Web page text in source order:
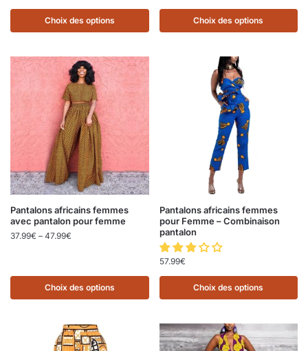
Choix des options Choix des options
Pantalons africains femmes
avec pantalon pour femme
37.99€ – 47.99€
Choix des options
Pantalons africains femmes
pour Femme – Combinaison
pantalon
57.99€
Choix des options